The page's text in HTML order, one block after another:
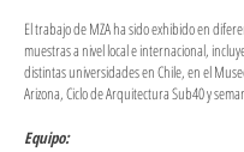
El trabajo de MZA ha sido exhibido en
muestras a nivel local e internacional,
distintas universidades en Chile, en el
Arizona, Ciclo de Arquitectura Sub40 y
Equipo: